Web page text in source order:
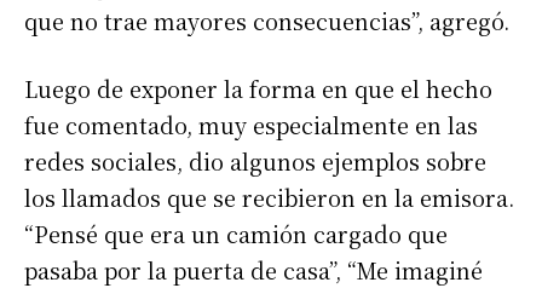
que no trae mayores consecuencias”, agregó.
Luego de exponer la forma en que el hecho
fue comentado, muy especialmente en las
redes sociales, dio algunos ejemplos sobre
los llamados que se recibieron en la emisora.
“Pensé que era un camión cargado que
pasaba por la puerta de casa”, “Me imaginé